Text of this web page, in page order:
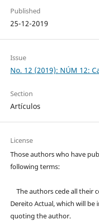
Published
25-12-2019
Issue
No. 12 (2019): NÚM 12:
Section
Artículos
License
Those authors who have
following terms:
The authors cede all their
Dereito Actual, which will be
quoting the author.